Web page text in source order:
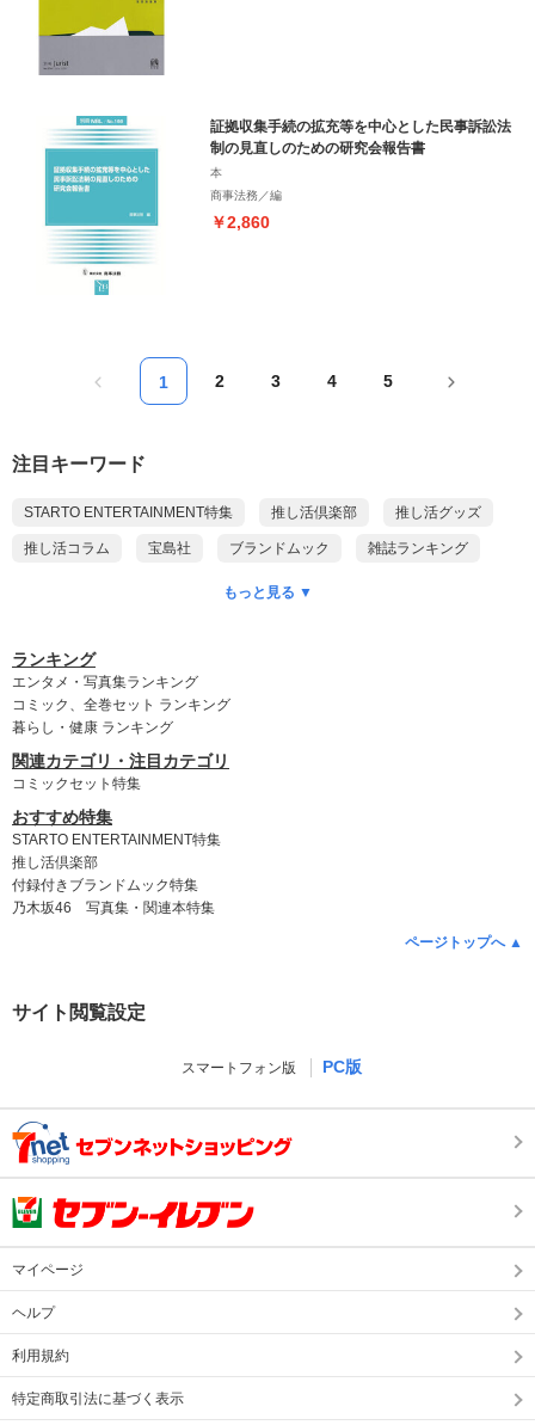
証拠収集手続の拡充等を中心とした民事訴訟法
制の見直しのための研究会報告書
本
商事法務／編
￥2,860
1 2 3 4 5
注目キーワード
STARTO ENTERTAINMENT特集 推し活倶楽部 推し活グッズ
推し活コラム 宝島社 ブランドムック 雑誌ランキング
DVDランキング CD予約ランキング
King & Prince
timelesz SUPER EIGHT
Hey! Say! JUMP DOMOTO
Aぇ! group Travis Japan
もっと見る ▼
ランキング
エンタメ・写真集ランキング
コミック、全巻セット ランキング
暮らし・健康 ランキング
関連カテゴリ・注目カテゴリ
コミックセット特集
おすすめ特集
STARTO ENTERTAINMENT特集
推し活倶楽部
付録付きブランドムック特集
乃木坂46 写真集・関連本特集
ページトップへ ▲
サイト閲覧設定
スマートフォン版 PC版
マイページ
ヘルプ
利用規約
特定商取引法に基づく表示